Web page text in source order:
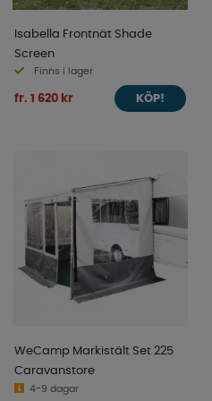
Isabella Frontnät Shade
Screen
Finns i lager
fr. 1 620 kr KÖP!
WeCamp Markistält Set 225
Caravanstore
4-9 dagar